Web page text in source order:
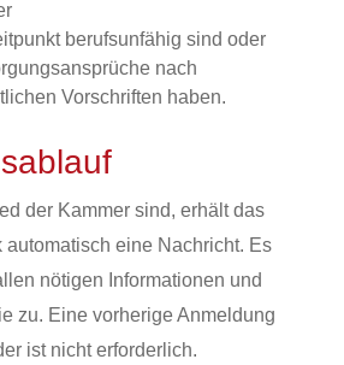
berufsunfähig sind oder
nach
Vorschriften haben.
der Kammer sind, erhält das
automatisch eine Nachricht. Es
nötigen Informationen und
zu. Eine vorherige Anmeldung
ist nicht erforderlich.